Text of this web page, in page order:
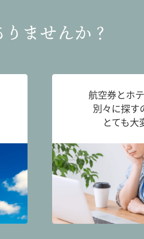
ませんか？
航空券とホ
別々に探す
とても大